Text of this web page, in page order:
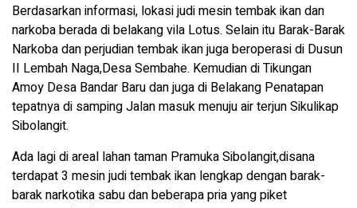
Berdasarkan informasi, lokasi judi mesin tembak ikan dan
narkoba berada di belakang vila Lotus. Selain itu Barak-Barak
Narkoba dan perjudian tembak ikan juga beroperasi di Dusun
II Lembah Naga,Desa Sembahe. Kemudian di Tikungan
Amoy Desa Bandar Baru dan juga di Belakang Penatapan
tepatnya di samping Jalan masuk menuju air terjun Sikulikap
Sibolangit.
Ada lagi di areal lahan taman Pramuka Sibolangit,disana
terdapat 3 mesin judi tembak ikan lengkap dengan barak-
barak narkotika sabu dan beberapa pria yang piket